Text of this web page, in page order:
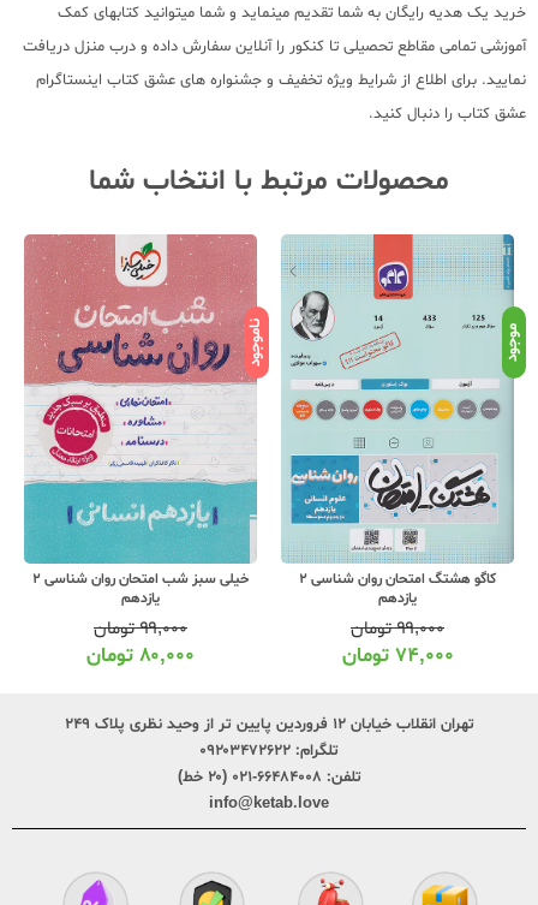
خرید یک هدیه رایگان به شما تقدیم مینماید و شما میتوانید کتابهای کمک
آموزشی تمامی مقاطع تحصیلی تا کنکور را آنلاین سفارش داده و درب منزل دریافت
نمایید. برای اطلاع از شرایط ویژه تخفیف و جشنواره های عشق کتاب اینستاگرام
عشق کتاب را دنبال کنید.
محصولات مرتبط با انتخاب شما
موجود
کاگو هشتگ امتحان روان شناسی 2
یازدهم
۹۹,۰۰۰تومان
۷۴,۰۰۰ تومان
ناموجود
خیلی سبز شب امتحان روان شناسی 2
یازدهم
۹۹,۰۰۰تومان
۸۰,۰۰۰ تومان
تهران انقلاب خیابان ۱۲ فروردین پایین تر از وحید نظری پلاک ۲۴۹
تلگرام: ۰۹۲۰۳۴۷۲۶۲۲
تلفن: ۶۶۴۸۴۰۰۸-۰۲۱ (۲۰ خط)
info@ketab.love